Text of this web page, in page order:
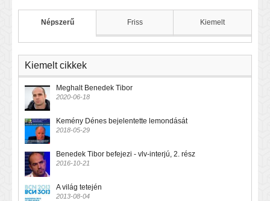
Népszerű Friss Kiemelt
Kiemelt cikkek
Meghalt Benedek Tibor
2020-06-18
Kemény Dénes bejelentette lemondását
2018-05-29
Benedek Tibor befejezi - vlv-interjú, 2. rész
2016-10-21
A világ tetején
2013-08-04